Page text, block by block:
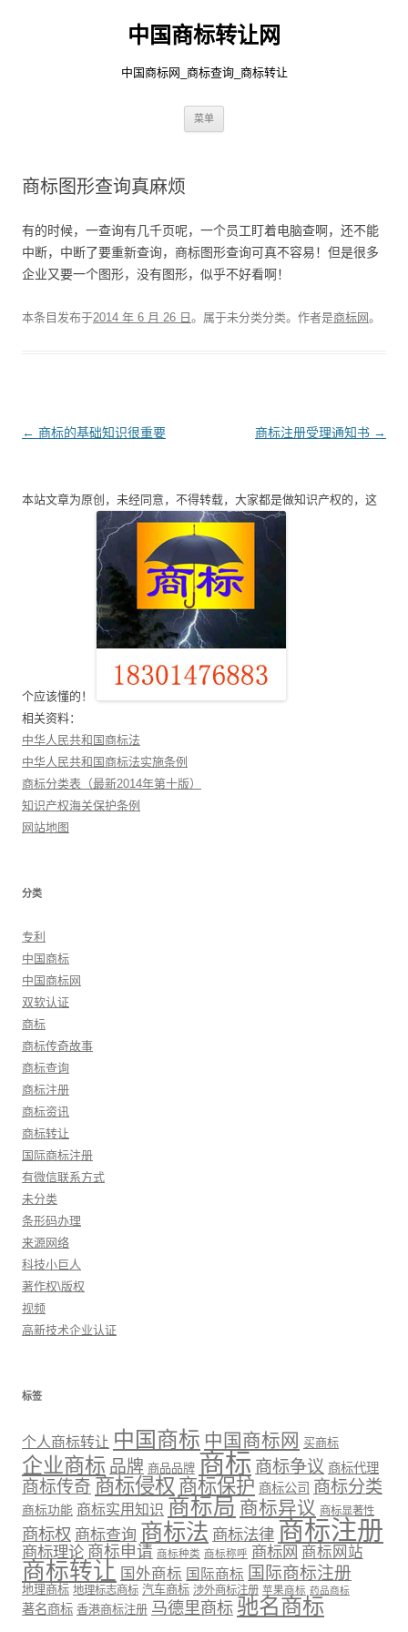
中国商标转让网
中国商标网_商标查询_商标转让
菜单
商标图形查询真麻烦
有的时候，一查询有几千页呢，一个员工盯着电脑查啊，还不能
中断，中断了要重新查询，商标图形查询可真不容易！但是很多
企业又要一个图形，没有图形，似乎不好看啊！
本条目发布于2014 年 6 月 26 日 。属于未分类分类。 作者是商标网。
文
航
← 商标的基础知识很重要 商标注册受理通知书 →
本站文章为原创，未经同意，不得转载，大家都是做知识产权的，这
个应该懂的！
相关资料：
中华人民共和国商标法
中华人民共和国商标法实施条例
商标分类表（最新2014年第十版）
知识产权海关保护条例
网站地图
分类
专利
中国商标
中国商标网
双软认证
商标
商标传奇故事
商标查询
商标注册
商标资讯
商标转让
国际商标注册
有微信联系方式
未分类
条形码办理
来源网络
科技小巨人
著作权\版权
视频
高新技术企业认证
标签
个人商标转让 中国商标 中国商标网 买商标
企业商标 品牌 商品品牌 商标 商标争议 商标代理
商标传奇 商标侵权 商标保护 商标公司 商标分类
商标功能 商标实用知识 商标局 商标异议 商标显著性
商标权 商标查询 商标法 商标法律 商标注册
商标理论 商标申请 商标种类 商标称呼 商标网 商标网站
商标转让 国外商标 国际商标 国际商标注册
地理商标 地理标志商标 汽车商标 涉外商标注册 苹果商标 药品商标
著名商标 香港商标注册 马德里商标 驰名商标